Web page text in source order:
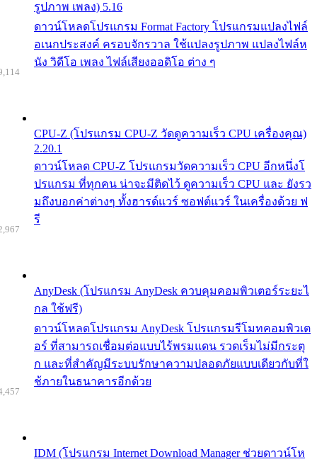
รูปภาพ เพลง) 5.16
ดาวน์โหลดโปรแกรม Format Factory โปรแกรมแปลงไฟล์
อเนกประสงค์ ครอบจักรวาล ใช้แปลงรูปภาพ แปลงไฟล์ห
นัง วิดีโอ เพลง ไฟล์เสียงออดิโอ ต่าง ๆ
CPU-Z (โปรแกรม CPU-Z วัดดูความเร็ว CPU เครื่องคุณ)
2.20.1
ดาวน์โหลด CPU-Z โปรแกรมวัดความเร็ว CPU อีกหนึ่งโ
ปรแกรม ที่ทุกคน น่าจะมีติดไว้ ดูความเร็ว CPU และ ยังรว
มถึงบอกค่าต่างๆ ทั้งฮารด์แวร์ ซอฟต์แวร์ ในเครื่องด้วย ฟ
รี
AnyDesk (โปรแกรม AnyDesk ควบคุมคอมพิวเตอร์ระยะไ
กล ใช้ฟรี)
ดาวน์โหลดโปรแกรม AnyDesk โปรแกรมรีโมทคอมพิวเต
อร์ ที่สามารถเชื่อมต่อแบบไร้พรมแดน รวดเร็มไม่มีกระตุ
ก และที่สำคัญมีระบบรักษาความปลอดภัยแบบเดียวกับที่ใ
ช้ภายในธนาคารอีกด้วย
IDM (โปรแกรม Internet Download Manager ช่วยดาวน์โห